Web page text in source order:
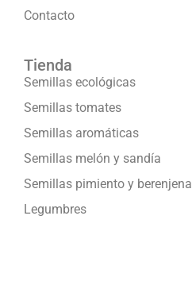
Contacto
Tienda
Semillas ecológicas
Semillas tomates
Semillas aromáticas
Semillas melón y sandía
Semillas pimiento y berenjena
Legumbres